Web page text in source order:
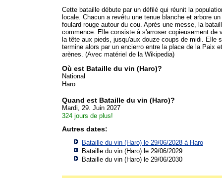
Cette bataille débute par un défilé qui réunit la
locale. Chacun a revêtu une tenue blanche et arbore un
foulard rouge autour du cou. Après une messe, la
commence. Elle consiste à s'arroser copieusement de
la tête aux pieds, jusqu'aux douze coups de midi. Elle
termine alors par un encierro entre la place de la Paix
arènes. (Avec matériel de la Wikipedia)
Où est Bataille du vin (Haro)?
National
Haro
Quand est Bataille du vin (Haro)?
Mardi, 29. Juin 2027
324 jours de plus!
Autres dates:
Bataille du vin (Haro) le 29/06/2028 à Haro
Bataille du vin (Haro) le 29/06/2029
Bataille du vin (Haro) le 29/06/2030